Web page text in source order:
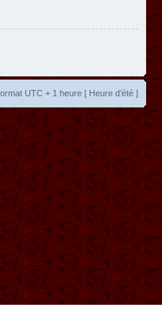
UTC + 1 heure [ Heure d’été ]